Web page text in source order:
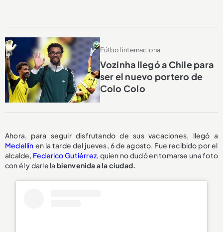
Fútbol internacional
Vozinha llegó a Chile para
ser el nuevo portero de
Colo Colo
Ahora, para seguir disfrutando de sus vacaciones, llegó a
Medellín en la tarde del jueves, 6 de agosto. Fue recibido por el
alcalde, Federico Gutiérrez, quien no dudó en tomarse una foto
con él y darle la bienvenida a la ciudad.